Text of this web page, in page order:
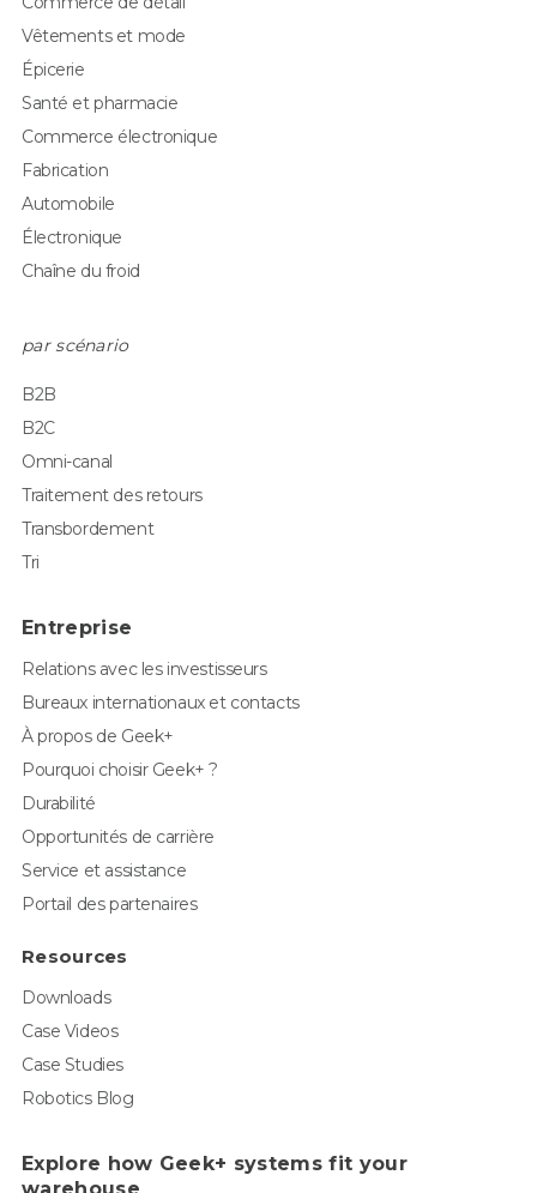
Vêtements et mode
Épicerie
Santé et pharmacie
Commerce électronique
Fabrication
Automobile
Électronique
Chaîne du froid
par scénario
B2B
B2C
Omni-canal
Traitement des retours
Transbordement
Tri
Entreprise
Relations avec les investisseurs
Bureaux internationaux et contacts
À propos de Geek+
Pourquoi choisir Geek+ ?
Durabilité
Opportunités de carrière
Service et assistance
Portail des partenaires
Resources
Downloads
Case Videos
Case Studies
Robotics Blog
Explore how Geek+ systems fit your
warehouse